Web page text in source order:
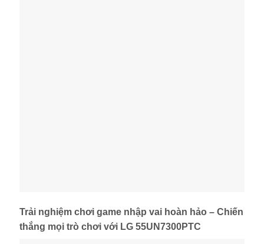
Trải nghiệm chơi game nhập vai hoàn hảo – Chiến
thắng mọi trò chơi với LG 55UN7300PTC